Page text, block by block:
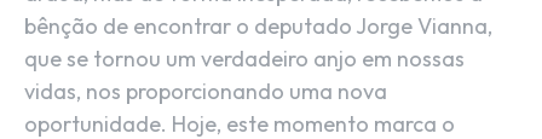
bênção de encontrar o deputado Jorge Vianna,
que se tornou um verdadeiro anjo em nossas
vidas, nos proporcionando uma nova
oportunidade. Hoje, este momento marca o